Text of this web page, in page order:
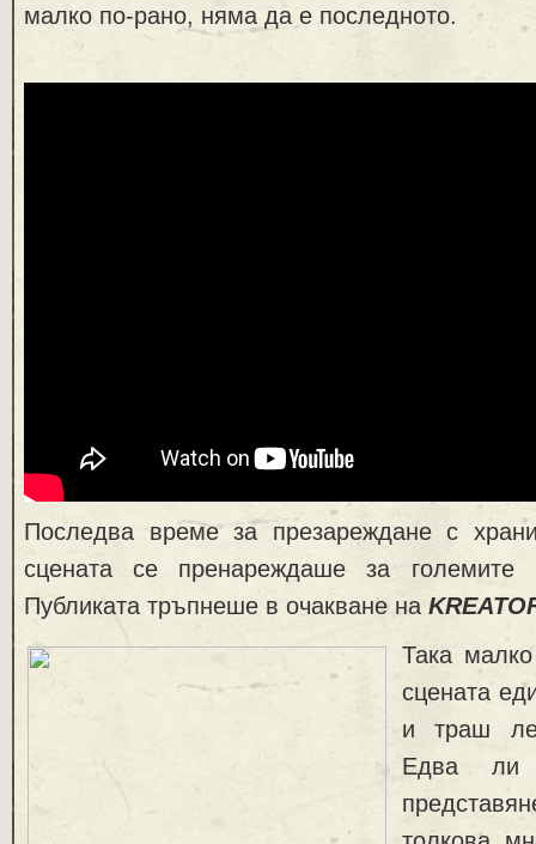
малко по-рано, няма да е последното.
Последва време за презареждане с
сцената се пренареждаше за големите
Публиката тръпнеше в очакване на
Така
сцената
и траш
Едва ли